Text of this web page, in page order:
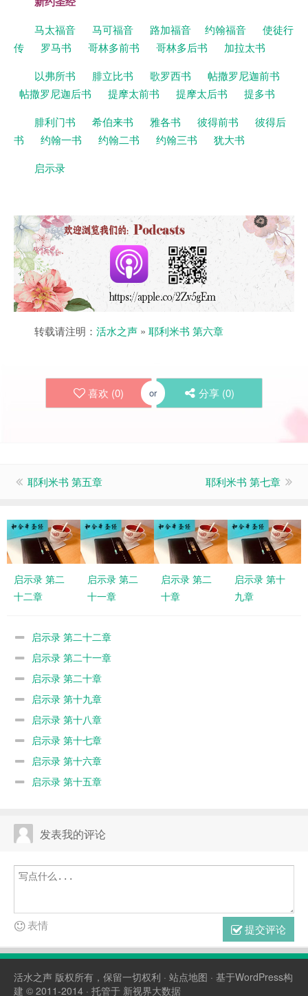
马太福音 马可福音 路加福音 约翰福音
使徒行
传
罗马书 哥林多前书 哥林多后书
加拉太书
以弗所书
腓立比书 歌罗西书
帖撒罗尼迦前书
帖撒罗尼迦后书
提摩太前书 提摩太后书
提多书
腓利门书
希伯来书 雅各书 彼得前书
彼得后
书
约翰一书 约翰二书 约翰三书
犹大书
启示录
转载请注明： 活水之声 » 耶利米书 第六章
喜欢 (0) or 分享 (0)
耶利米书 第五章 耶利米书 第七章
启示录 第二
十二章
启示录 第二
十一章
启示录 第二
十章
启示录 第十
九章
启示录 第二十二章
启示录 第二十一章
启示录 第二十章
启示录 第十九章
启示录 第十八章
启示录 第十七章
启示录 第十六章
启示录 第十五章
发表我的评论
提交评论
表情
活水之声 版权所有，保留一切权利 · 站点地图 · 基于WordPress构
建 © 2011-2014 · 托管于 新视界大数据